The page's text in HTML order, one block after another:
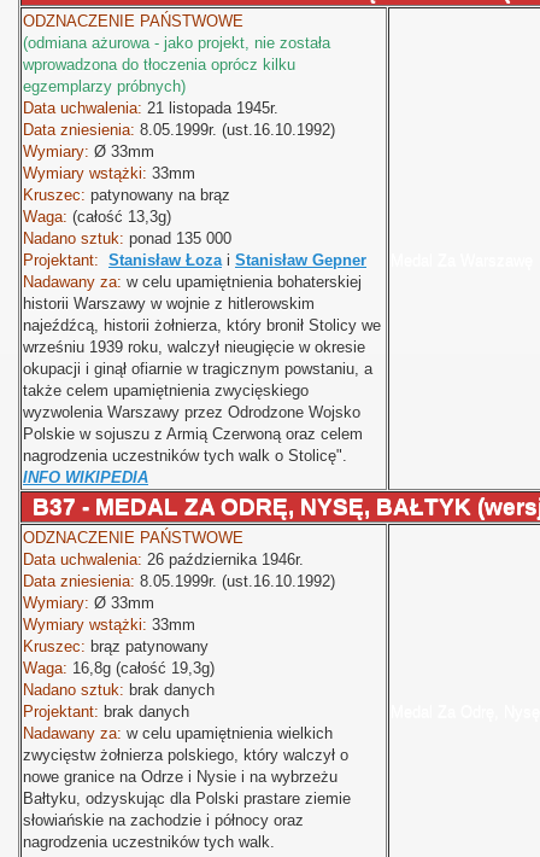
ODZNACZENIE PAŃSTWOWE
(odmiana ażurowa - jako projekt, nie została
wprowadzona do tłoczenia oprócz kilku
egzemplarzy próbnych)
Data uchwalenia: 21 listopada 1945r.
Data zniesienia: 8.05.1999r. (ust.16.10.1992)
Wymiary: Ø 33mm
Wymiary wstążki: 33mm
Kruszec: patynowany na brąz
Waga: (całość 13,3g)
Nadano sztuk: ponad 135 000
Projektant: Stanisław Łozai Stanisław Gepner
Nadawany za: w celu upamiętnienia bohaterskiej
historii Warszawy w wojnie z hitlerowskim
najeźdźcą, historii żołnierza, który bronił Stolicy we
wrześniu 1939 roku, walczył nieugięcie w okresie
okupacji i ginął ofiarnie w tragicznym powstaniu, a
także celem upamiętnienia zwycięskiego
wyzwolenia Warszawy przez Odrodzone Wojsko
Polskie w sojuszu z Armią Czerwoną oraz celem
nagrodzenia uczestników tych walk o Stolicę".
INFO WIKIPEDIA
B37 - MEDAL ZA ODRĘ, NYSĘ, BAŁTYK
ODZNACZENIE PAŃSTWOWE
Data uchwalenia: 26 października 1946r.
Data zniesienia: 8.05.1999r. (ust.16.10.1992)
Wymiary: Ø 33mm
Wymiary wstążki: 33mm
Kruszec: brąz patynowany
Waga: 16,8g (całość 19,3g)
Nadano sztuk: brak danych
Projektant: brak danych
Nadawany za: w celu upamiętnienia wielkich
zwycięstw żołnierza polskiego, który walczył o
nowe granice na Odrze i Nysie i na wybrzeżu
Bałtyku, odzyskując dla Polski prastare ziemie
słowiańskie na zachodzie i północy oraz
nagrodzenia uczestników tych walk.